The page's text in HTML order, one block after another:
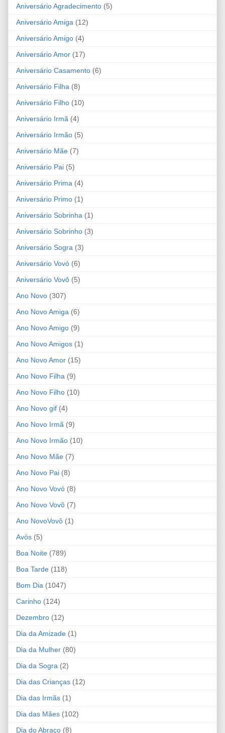
Aniversário Agradecimento (5)
Aniversário Amiga (12)
Aniversário Amigo (4)
Aniversário Amor (17)
Aniversário Casamento (6)
Aniversário Filha (8)
Aniversário Filho (10)
Aniversário Irmã (4)
Aniversário Irmão (5)
Aniversário Mãe (7)
Aniversário Pai (5)
Aniversário Prima (4)
Aniversário Primo (1)
Aniversário Sobrinha (1)
Aniversário Sobrinho (3)
Aniversário Sogra (3)
Aniversário Vovó (6)
Aniversário Vovô (5)
Ano Novo (307)
Ano Novo Amiga (6)
Ano Novo Amigo (9)
Ano Novo Amigos (1)
Ano Novo Amor (15)
Ano Novo Filha (9)
Ano Novo Filho (10)
Ano Novo gif (4)
Ano Novo Irmã (9)
Ano Novo Irmão (10)
Ano Novo Mãe (7)
Ano Novo Pai (8)
Ano Novo Vovó (8)
Ano Novo Vovô (7)
Ano NovoVovô (1)
Avós (5)
Boa Noite (789)
Boa Tarde (118)
Bom Dia (1047)
Carinho (124)
Dezembro (12)
Dia da Amizade (1)
Dia da Mulher (80)
Dia da Sogra (2)
Dia das Crianças (12)
Dia das Irmãs (1)
Dia das Mães (102)
Dia do Abraço (8)